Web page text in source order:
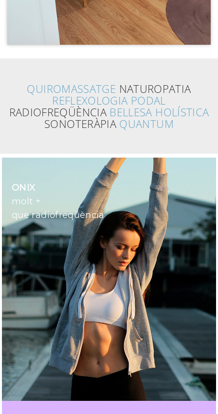
QUIROMASSATGE NATUROPATIA
REFLEXOLOGIA PODAL
RADIOFREQÜÈNCIA BELLESA HOLÍSTICA
SONOTERÀPIA QUANTUM
ONIX
molt +
que radiofreqüència